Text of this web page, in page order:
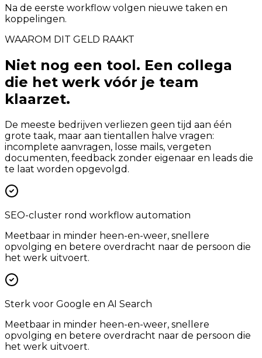
Na de eerste workflow volgen nieuwe taken en
koppelingen.
WAAROM DIT GELD RAAKT
Niet nog een tool. Een collega
die het werk vóór je team
klaarzet.
De meeste bedrijven verliezen geen tijd aan één
grote taak, maar aan tientallen halve vragen:
incomplete aanvragen, losse mails, vergeten
documenten, feedback zonder eigenaar en leads die
te laat worden opgevolgd.
SEO-cluster rond workflow automation
Meetbaar in minder heen-en-weer, snellere
opvolging en betere overdracht naar de persoon die
het werk uitvoert.
Sterk voor Google en AI Search
Meetbaar in minder heen-en-weer, snellere
opvolging en betere overdracht naar de persoon die
het werk uitvoert.